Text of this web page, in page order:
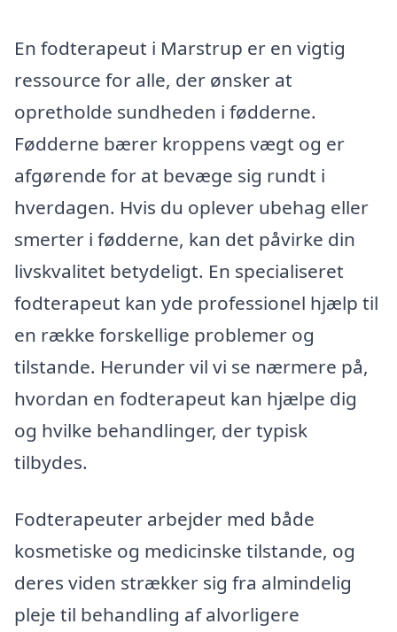
En fodterapeut i Marstrup er en vigtig
ressource for alle, der ønsker at
opretholde sundheden i fødderne.
Fødderne bærer kroppens vægt og er
afgørende for at bevæge sig rundt i
hverdagen. Hvis du oplever ubehag eller
smerter i fødderne, kan det påvirke din
livskvalitet betydeligt. En specialiseret
fodterapeut kan yde professionel hjælp til
en række forskellige problemer og
tilstande. Herunder vil vi se nærmere på,
hvordan en fodterapeut kan hjælpe dig
og hvilke behandlinger, der typisk
tilbydes.
Fodterapeuter arbejder med både
kosmetiske og medicinske tilstande, og
deres viden strækker sig fra almindelig
pleje til behandling af alvorligere